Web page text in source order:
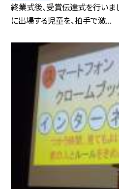
終業式後、受賞伝達式を行いま
に出場する児童を、拍手で激...